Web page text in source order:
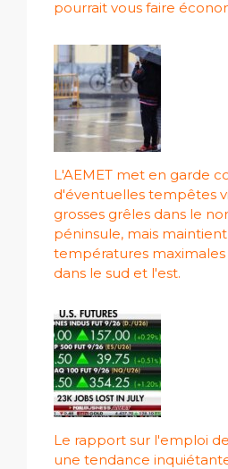
pourrait vous faire
L'AEMET met en garde
d'éventuelles tempêtes
grosses grêles dans le
péninsule, mais
températures
dans le sud et l'est.
Le rapport sur l'emploi
une tendance